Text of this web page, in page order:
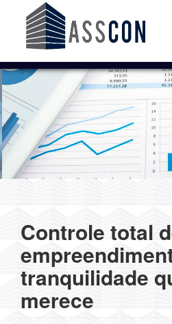
Controle total
tranquilidade
merece